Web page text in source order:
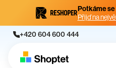
Potkáme se
Přijď na
+420 604 600 444